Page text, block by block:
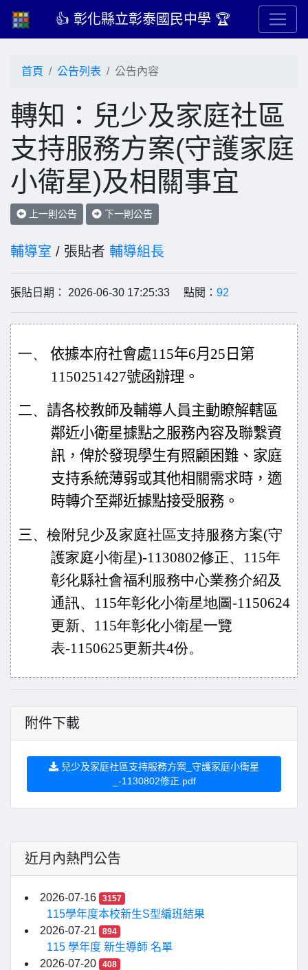
👍 彰化縣立彰泰國民中學 🏆
首頁 公告列表 公告內容
轉知：兒少及家庭社區
支持服務方案(守護家庭
小衛星)及相關事宜
上一則公告 下一則公告
輔導室 / 張貼者 輔導組長
張貼日期： 2026-06-30 17:25:33 點閱： 92
一、 依據本府社會處115年6月25日第
1150251427號函辦理。
二、 請各校教師及輔導人員主動瞭解轄區
鄰近小衛星據點之服務內容及聯繫資
訊，俾於發現學生有照顧困難、家庭
支持系統薄弱或其他相關需求時，適
時轉介至鄰近據點接受服務。
三、 檢附兒少及家庭社區支持服務方案(守
護家庭小衛星)-1130802修正、 115年
彰化縣社會福利服務中心業務介紹及
通訊、 115年彰化小衛星地圖-1150624
更新、 115年彰化小衛星一覽
表-1150625更新共4份。
附件下載
兒少及家庭社區支持服務方案_守護家庭小衛星
_-1130802修正.pdf
近月內熱門公告
2026-07-16 3157
115學年度本校新生S型編班結果
2026-07-21
894
115 學年度 新生導師 名單
2026-07-20
408